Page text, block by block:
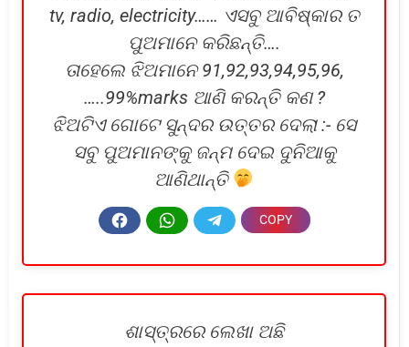
tv, radio, electricity…… ଏସବୁ ଆବିଷ୍କାର ତ
ପୁଅମାନେ କରିଛନ୍ତି….
ତାହେଲେ ଝିଅମାନେ 91,92,93,94,95,96,
…..99%marks ଆଣି କରନ୍ତି କଣ ?
ଝିଅଟିଏ ଗୋଟେ ସୁନ୍ଦର ଉତ୍ତର ଦେଲା :- ସେ
ସବୁ ପୁଅମାନଙ୍କୁ ଜନ୍ମ ଦେଇ ଦୁନିଆକୁ
ଆଣିଥାନ୍ତି
ଶାସ୍ତ୍ରରେ ଲେଖା ଅଛି